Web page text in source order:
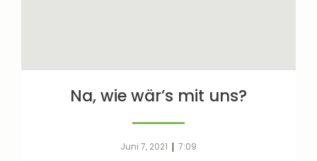
Na, wie wär’s mit uns?
Juni 7, 2021 | 7:09